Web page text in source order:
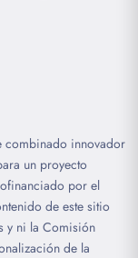
combinado innovador
un proyecto
por el
de este sitio
y ni la Comisión
de la